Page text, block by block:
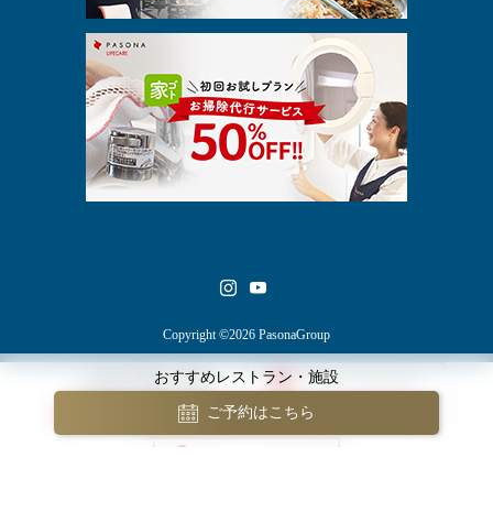
Copyright ©2026 PasonaGroup
おすすめレストラン・施設
ご予約はこちら